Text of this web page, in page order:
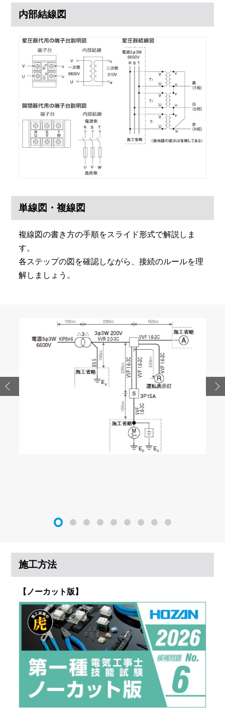
内部結線図
単線図・複線図
複線図の書き方の手順をスライド形式で解説しま
す。
各ステップの図を確認しながら、接続のルールを理
解しましょう。
施工方法
【ノーカット版】